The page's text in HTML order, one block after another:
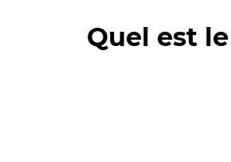
Quel est